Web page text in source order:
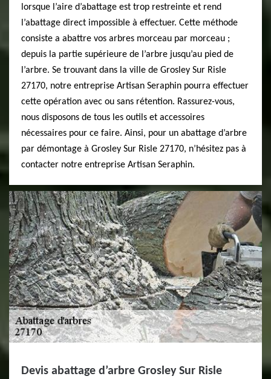
lorsque l’aire d’abattage est trop restreinte et rend
l’abattage direct impossible à effectuer. Cette méthode
consiste a abattre vos arbres morceau par morceau ;
depuis la partie supérieure de l’arbre jusqu’au pied de
l’arbre. Se trouvant dans la ville de Grosley Sur Risle
27170, notre entreprise Artisan Seraphin pourra effectuer
cette opération avec ou sans rétention. Rassurez-vous,
nous disposons de tous les outils et accessoires
nécessaires pour ce faire. Ainsi, pour un abattage d’arbre
par démontage à Grosley Sur Risle 27170, n’hésitez pas à
contacter notre entreprise Artisan Seraphin.
Devis abattage d’arbre Grosley Sur Risle